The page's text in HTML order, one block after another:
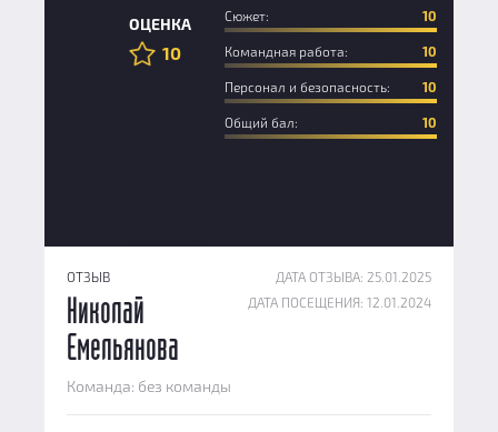
ОЦЕНКА
10
Сюжет: 10
Командная работа: 10
Персонал и безопасность: 10
Общий бал: 10
ОТЗЫВ
ДАТА ОТЗЫВА: 25.01.2025
ДАТА ПОСЕЩЕНИЯ: 12.01.2024
Николай
Емельянова
Команда: без команды